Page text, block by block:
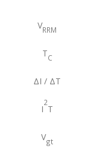
VRRM
TC
ΔI / ΔT
I
2
T
Vgt